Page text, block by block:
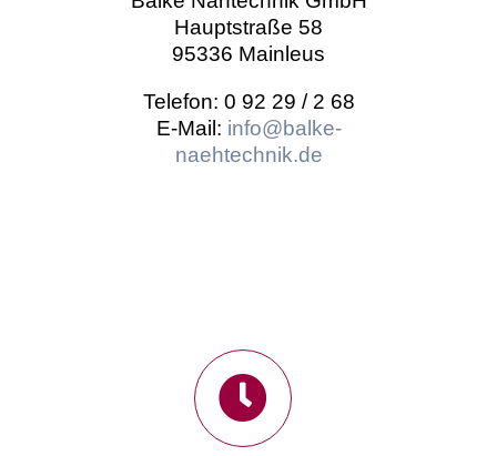
Hauptstraße 58
95336 Mainleus
Telefon: 0 92 29 / 2 68
E-Mail: info@balke-
naehtechnik.de